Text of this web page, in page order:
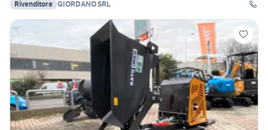
Rivenditore GIORDANO SRL